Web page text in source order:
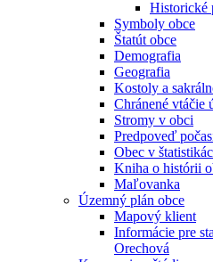
Historické
Symboly obce
Štatút obce
Demografia
Geografia
Kostoly a
Chránené vtáčie
Stromy v obci
Predpoveď
Obec v
Kniha o histórii
Maľovanka
Územný plán obce
Mapový klient
Informácie pre
Orechová